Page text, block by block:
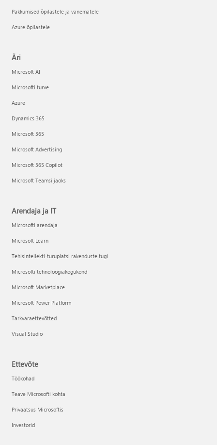
Pakkumised õpilastele ja vanematele
Azure õpilastele
Äri
Microsoft AI
Microsofti turve
Azure
Dynamics 365
Microsoft 365
Microsoft Advertising
Microsoft 365 Copilot
Microsoft Teamsi jaoks
Arendaja ja IT
Microsofti arendaja
Microsoft Learn
Tehisintellekti-turuplatsi rakenduste tugi
Microsofti tehnoloogiakogukond
Microsoft Marketplace
Microsoft Power Platform
Tarkvaraettevõtted
Visual Studio
Ettevõte
Töökohad
Teave Microsofti kohta
Privaatsus Microsoftis
Investorid